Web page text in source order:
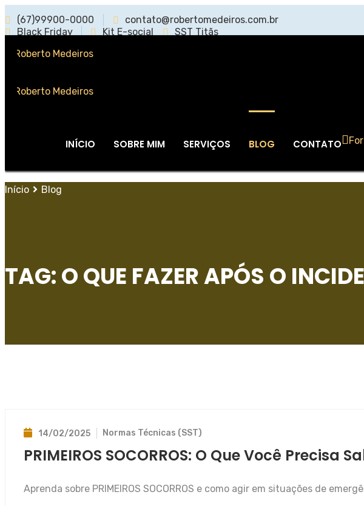
(67)99900-0000
contato@robertomedeiros.com.br
Black Friday
Kit E-social SST Titãs
INÍCIO SOBRE MIM SERVIÇOS BLOG CONTATO
Início Blog
TAG:O QUE FAZER APÓS O
14/02/2025 Normas Técnicas (SST)
PRIMEIROS SOCORROS: O Que Você Precisa
Aprenda sobre PRIMEIROS SOCORROS e como agir em situações de